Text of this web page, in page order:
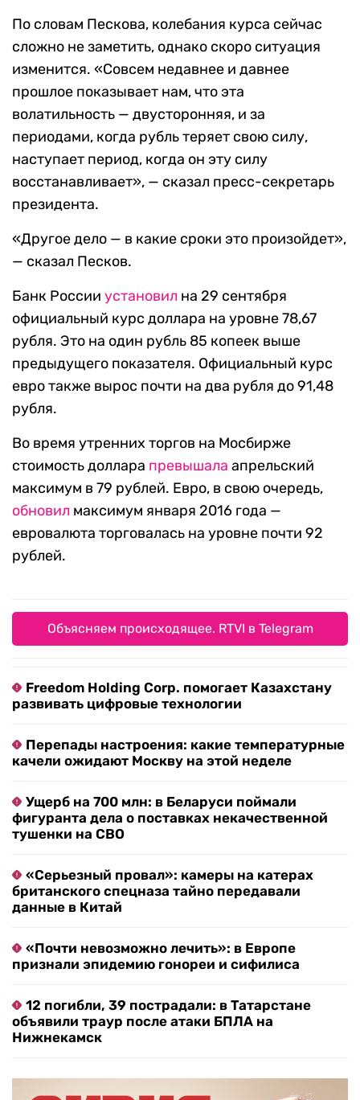
По словам Пескова, колебания курса сейчас
сложно не заметить, однако скоро ситуация
изменится. «Совсем недавнее и давнее
прошлое показывает нам, что эта
волатильность — двусторонняя, и за
периодами, когда рубль теряет свою силу,
наступает период, когда он эту силу
восстанавливает», — сказал пресс-секретарь
президента.
«Другое дело — в какие сроки это произойдет»,
— сказал Песков.
Банк России установил на 29 сентября
официальный курс доллара на уровне 78,67
рубля. Это на один рубль 85 копеек выше
предыдущего показателя. Официальный курс
евро также вырос почти на два рубля до 91,48
рубля.
Во время утренних торгов на Мосбирже
стоимость доллара превышала апрельский
максимум в 79 рублей. Евро, в свою очередь,
обновил максимум января 2016 года —
евровалюта торговалась на уровне почти 92
рублей.
Объясняем происходящее. RTVI в Telegram
Freedom Holding Corp. помогает Казахстану
развивать цифровые технологии
Перепады настроения: какие температурные
качели ожидают Москву на этой неделе
Ущерб на 700 млн: в Беларуси поймали
фигуранта дела о поставках некачественной
тушенки на СВО
«Серьезный провал»: камеры на катерах
британского спецназа тайно передавали
данные в Китай
«Почти невозможно лечить»: в Европе
признали эпидемию гонореи и сифилиса
12 погибли, 39 пострадали: в Татарстане
объявили траур после атаки БПЛА на
Нижнекамск